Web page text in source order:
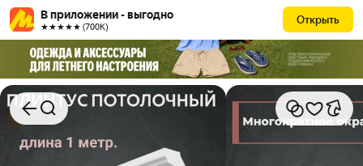
В приложении - выгодно
★★★★★ (700К)
Открыть